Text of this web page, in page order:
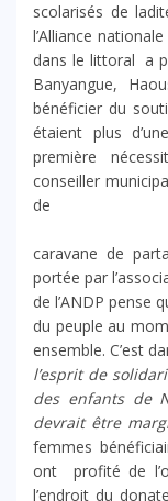
scolarisés de
l’Alliance
dans le littoral a
Banyangue,
bénéficier du
étaient plus
première
conseiller
de
caravane de
portée par
de l’ANDP pense
du peuple au
ensemble. C’est
l’esprit de
des enfants de
devrait être
femmes
ont profité de
l’endroit du